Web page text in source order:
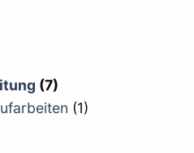
(7)
(1)